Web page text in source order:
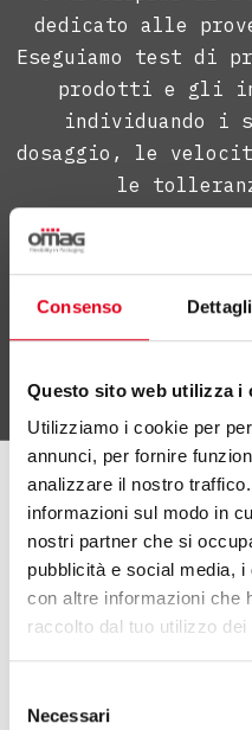
Consenso Dettagli
Questo sito web utilizza i
Utilizziamo i cookie per
annunci, per fornire
analizzare il nostro
informazioni sul modo in
nostri partner che si
pubblicità e social media,
con altre informazioni che
raccolto dal tuo utilizzo
delNecessari
dedicato alle
Eseguiamo test di
prodotti e gli
individuando i
dosaggio, le
le
ALTRI